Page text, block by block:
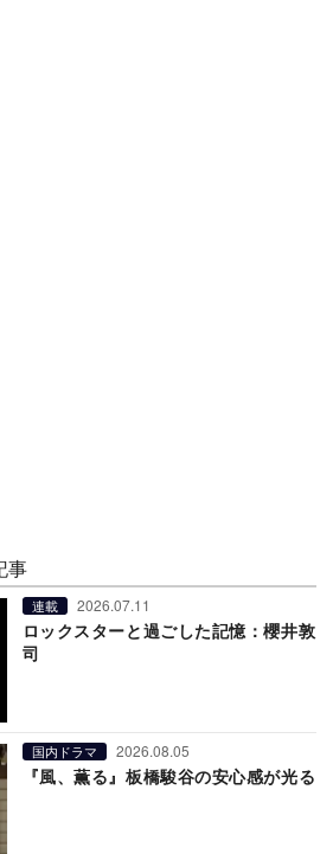
事
連載 2026.07.11
ロックスターと過ごした記憶：櫻井敦
司
国内ドラマ 2026.08.05
『風、薫る』板橋駿谷の安心感が光る